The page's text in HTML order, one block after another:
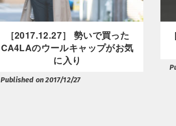
［2017.12.27］ 勢いで買った
CA4LAのウールキャップがお気
に入り
Published on 2017/12/27